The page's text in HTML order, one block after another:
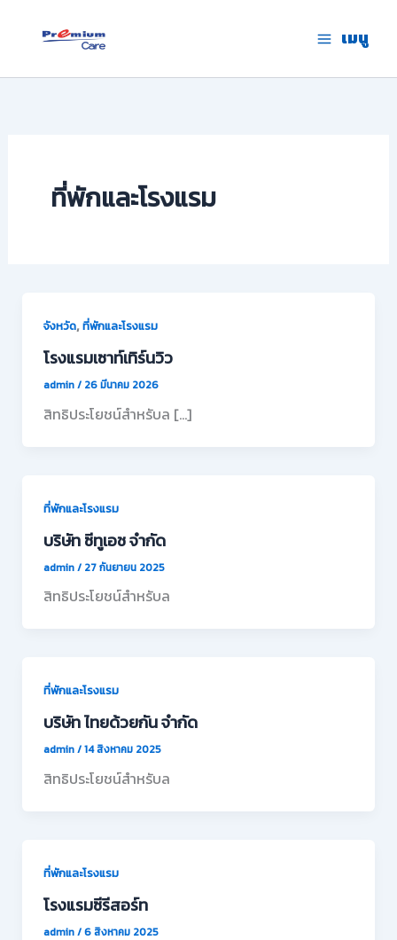
เมนู
ที่พักและโรงแรม
จังหวัด,ที่พักและโรงแรม
โรงแรมเซาท์เทิร์นวิว
admin/ 26 มีนาคม 2026
สิทธิประโยชน์สำหรับล […]
ที่พักและโรงแรม
บริษัท ซีทูเอช จำกัด​
admin/ 27 กันยายน 2025
สิทธิประโยชน์สำหรับล
ที่พักและโรงแรม
บริษัท ไทยด้วยกัน จำกัด
admin/14 สิงหาคม 2025
สิทธิประโยชน์สำหรับล
ที่พักและโรงแรม
โรงแรมซีรีสอร์ท
admin/6 สิงหาคม 2025